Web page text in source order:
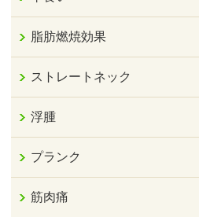
脂肪燃焼効果
ストレートネック
浮腫
プランク
筋肉痛